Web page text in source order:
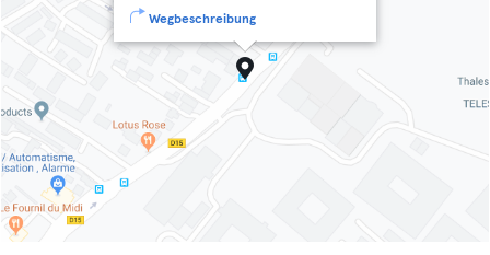
Wegbeschreibung